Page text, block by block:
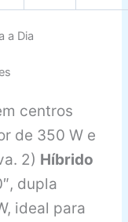
a Dia
centros
de 350 W e
2) Híbrido
dupla
ideal para